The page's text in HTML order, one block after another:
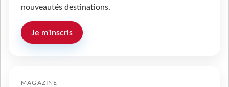
nouveautés destinations.
Je m'inscris
MAGAZINE